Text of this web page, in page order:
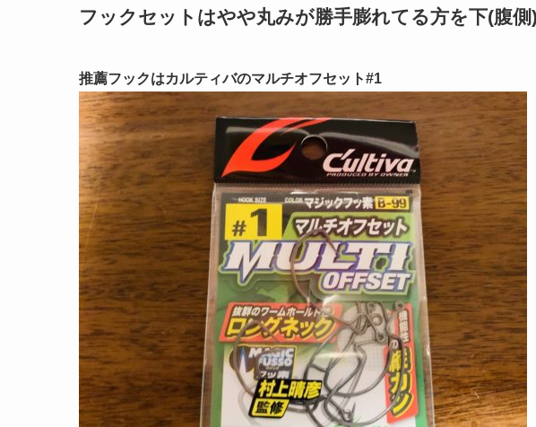
フックセットはやや丸みが勝手膨れてる方を下(腹側)
推薦フックはカルティバのマルチオフセット#1